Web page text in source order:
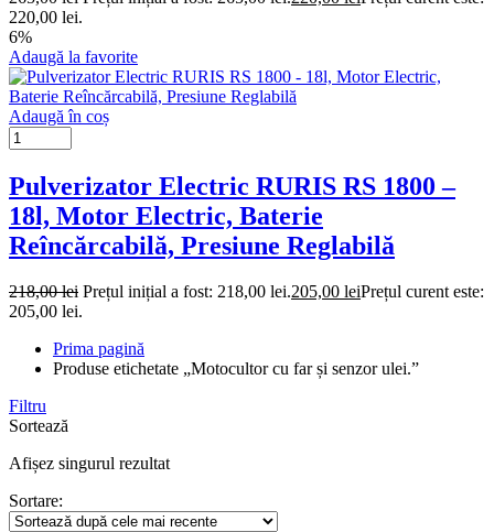
220,00 lei.
6%
Adaugă la favorite
Adaugă în coș
Pulverizator Electric RURIS RS 1800 –
18l, Motor Electric, Baterie
Reîncărcabilă, Presiune Reglabilă
218,00lei Prețul inițial a fost: 218,00 lei.205,00 leiPrețul curent este:
205,00 lei.
Prima pagină
Produse etichetate „Motocultor cu far și senzor ulei.”
Filtru
Sortează
Afișez singurul rezultat
Sortare: